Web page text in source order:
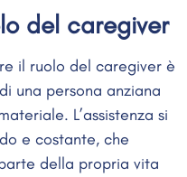
del caregiver
il ruolo del caregiver è
una persona anziana
L’assistenza si
e costante, che
della propria vita